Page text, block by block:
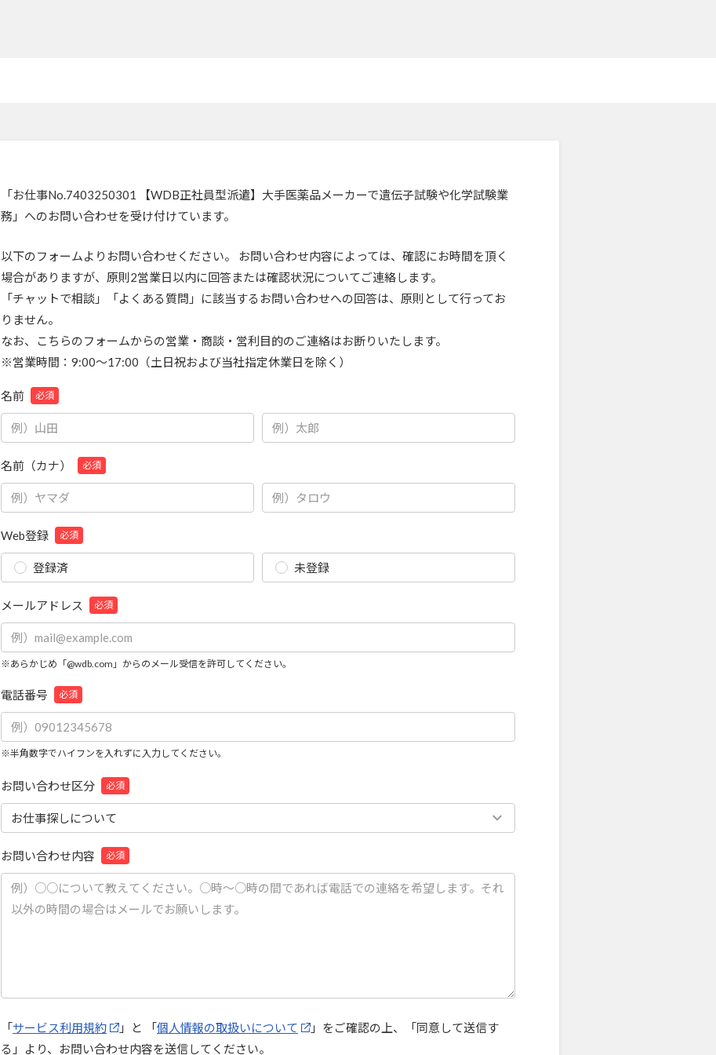
「お仕事No.7403250301 【WDB正社員型派遣】大手医薬品メーカーで遺伝子試験や化学試験業
務」へのお問い合わせを受け付けています。
以下のフォームよりお問い合わせください。 お問い合わせ内容によっては、確認にお時間を頂く
場合がありますが、原則2営業日以内に回答または確認状況についてご連絡します。
「チャットで相談」「よくある質問」に該当するお問い合わせへの回答は、原則として行ってお
りません。
なお、こちらのフォームからの営業・商談・営利目的のご連絡はお断りいたします。
※営業時間：9:00～17:00（土日祝および当社指定休業日を除く）
名前 必須
名前（カナ） 必須
Web登録 必須
登録済 未登録
メールアドレス 必須
※あらかじめ「@wdb.com」からのメール受信を許可してください。
電話番号 必須
※半角数字でハイフンを入れずに入力してください。
お問い合わせ区分 必須
お問い合わせ内容 必須
「サービス利用規約 」と 「個人情報の取扱いについて
」をご確認の上、「同意して送信す
る」より、お問い合わせ内容を送信してください。